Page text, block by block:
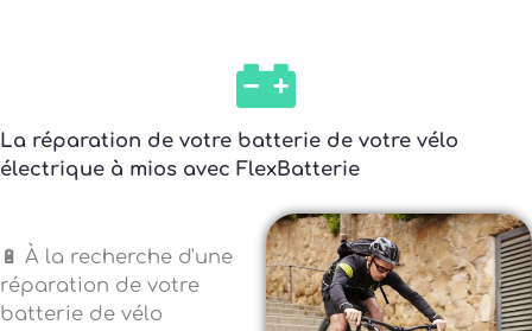
La réparation de votre batterie de votre vélo
électrique à mios avec FlexBatterie
🔋 À la recherche d'une
réparation de votre
batterie de vélo